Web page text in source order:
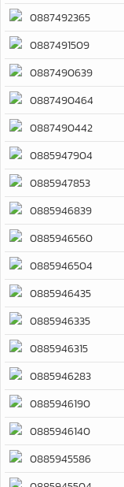
0887492365
0887491509
0887490639
0887490464
0887490442
0885947904
0885947853
0885946839
0885946560
0885946504
0885946435
0885946335
0885946315
0885946283
0885946190
0885946140
0885945586